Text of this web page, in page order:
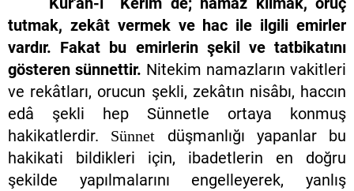
tutmak, zekât vermek ve hac ile ilgili emirler
vardır. Fakat bu emirlerin şekil ve tatbikatını
gösteren sünnettir. Nitekim namazların vakitleri
ve rekâtları, orucun şekli, zekâtın nisâbı, haccın
edâ şekli hep Sünnetle ortaya konmuş
hakikatlerdir. Sünnet düşmanlığı yapanlar bu
hakikati bildikleri için, ibadetlerin en doğru
şekilde yapılmalarını engelleyerek, yanlış